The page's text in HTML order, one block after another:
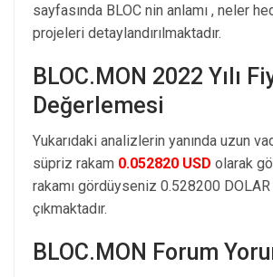
sayfasında BLOC nin anlamı , neler
projeleri detaylandırılmaktadır.
BLOC.MON 2022 Yılı
Değerlemesi
Yukarıdaki analizlerin yanında uzun
süpriz rakam 0.052820 USD olarak
rakamı gördüyseniz 0.528200
çıkmaktadır.
BLOC.MON Forum